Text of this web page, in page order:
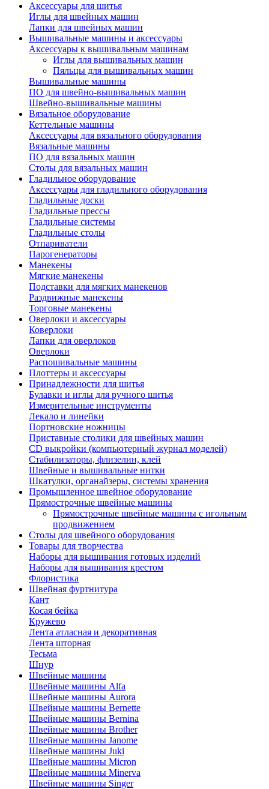
Аксессуары для шитья
Иглы для швейных машин
Лапки для швейных машин
Вышивальные машины и аксессуары
Аксессуары к вышивальным машинам
Иглы для вышивальных машин
Пяльцы для вышивальных машин
Вышивальные машины
ПО для швейно-вышивальных машин
Швейно-вышивальные машины
Вязальное оборудование
Кеттельные машины
Аксессуары для вязального оборудования
Вязальные машины
ПО для вязальных машин
Столы для вязальных машин
Гладильное оборудование
Аксессуары для гладильного оборудования
Гладильные доски
Гладильные прессы
Гладильные системы
Гладильные столы
Отпариватели
Парогенераторы
Манекены
Мягкие манекены
Подставки для мягких манекенов
Раздвижные манекены
Торговые манекены
Оверлоки и аксессуары
Коверлоки
Лапки для оверлоков
Оверлоки
Распошивальные машины
Плоттеры и аксессуары
Принадлежности для шитья
Булавки и иглы для ручного шитья
Измерительные инструменты
Лекало и линейки
Портновские ножницы
Приставные столики для швейных машин
СD выкройки (компьютерный журнал моделей)
Стабилизаторы, флизелин, клей
Швейные и вышивальные нитки
Шкатулки, органайзеры, системы хранения
Промышленное швейное оборудование
Прямострочные швейные машины
Прямострочные швейные машины с игольным
продвижением
Столы для швейного оборудования
Товары для творчества
Наборы для вышивания готовых изделий
Наборы для вышивания крестом
Флористика
Швейная фуртнитура
Кант
Косая бейка
Кружево
Лента aтласная и декоративная
Лента шторная
Тесьма
Шнур
Швейные машины
Швейные машины Alfa
Швейные машины Aurora
Швейные машины Bernette
Швейные машины Bernina
Швейные машины Brother
Швейные машины Janome
Швейные машины Juki
Швейные машины Micron
Швейные машины Minerva
Швейные машины Singer